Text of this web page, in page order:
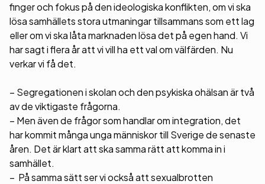
finger och fokus på den ideologiska konflikten, om vi ska
lösa samhällets stora utmaningar tillsammans som ett lag
eller om vi ska låta marknaden lösa det på egen hand. Vi
har sagt i flera år att vi vill ha ett val om välfärden. Nu
verkar vi få det.
– Segregationen i skolan och den psykiska ohälsan är två
av de viktigaste frågorna.
– Men även de frågor som handlar om integration, det
har kommit många unga människor till Sverige de senaste
åren. Det är klart att ska samma rätt att komma in i
samhället.
– På samma sätt ser vi också att sexualbrotten